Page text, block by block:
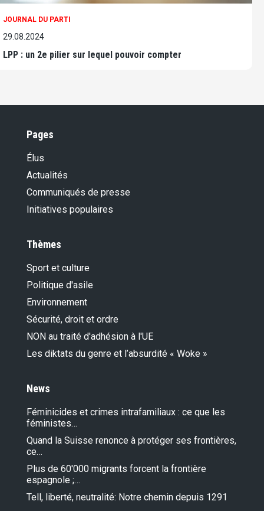
JOURNAL DU PARTI
29.08.2024
LPP : un 2e pilier sur lequel pouvoir compter
Pages
Élus
Actualités
Communiqués de presse
Initiatives populaires
Thèmes
Sport et culture
Politique d'asile
Environnement
Sécurité, droit et ordre
NON au traité d'adhésion à l'UE
Les diktats du genre et l’absurdité « Woke »
News
Féminicides et crimes intrafamiliaux : ce que les
féministes…
Quand la Suisse renonce à protéger ses frontières,
ce…
Plus de 60'000 migrants forcent la frontière
espagnole ;…
Tell, liberté, neutralité: Notre chemin depuis 1291